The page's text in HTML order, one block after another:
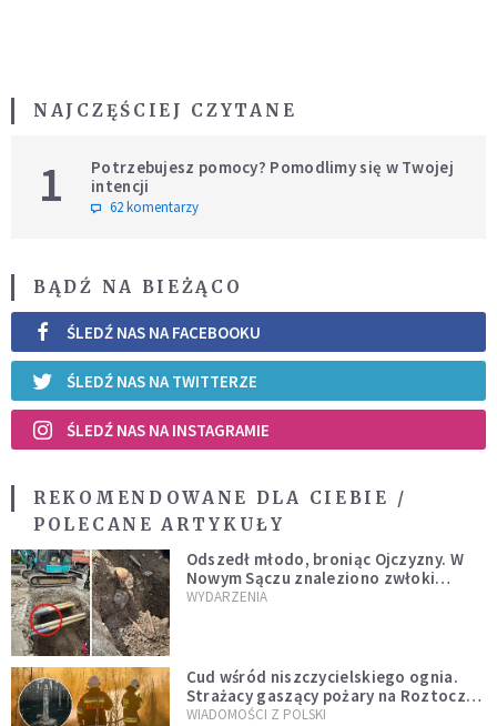
NAJCZĘŚCIEJ CZYTANE
1
Potrzebujesz pomocy? Pomodlimy się w Twojej
intencji
62 komentarzy
BĄDŹ NA BIEŻĄCO
ŚLEDŹ NAS NA FACEBOOKU
ŚLEDŹ NAS NA TWITTERZE
ŚLEDŹ NAS NA INSTAGRAMIE
REKOMENDOWANE DLA CIEBIE /
POLECANE ARTYKUŁY
Odszedł młodo, broniąc Ojczyzny. W
Nowym Sączu znaleziono zwłoki
mężczyzny z czasów potopu
WYDARZENIA
Cud wśród niszczycielskiego ognia.
Strażacy gaszący pożary na Roztoczu
opublikowali niezwykłe zdjęcie
WIADOMOŚCI Z POLSKI